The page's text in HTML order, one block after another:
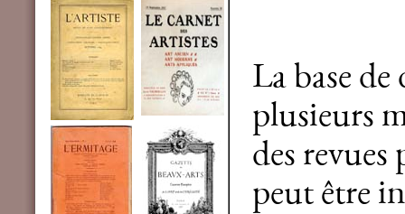
La base
plusieurs
des revues
peut être